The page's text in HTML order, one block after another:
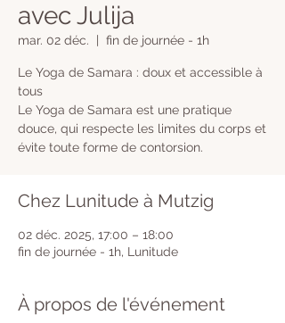
avec Julija
mar. 02 déc. fin de journée - 1h
Le Yoga de Samara : doux et accessible à
tous
Le Yoga de Samara est une pratique
douce, qui respecte les limites du corps et
évite toute forme de contorsion.
Chez Lunitude à Mutzig
02 déc. 2025, 17:00 – 18:00
fin de journée - 1h, Lunitude
À propos de l'événement